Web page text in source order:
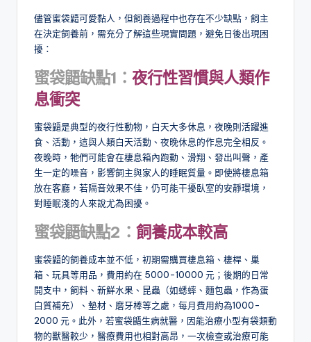
儘管蜜袋鼯可愛黏人，但飼養過程中也存在不少缺點，飼主
在決定飼養前，需充分了解這些現實問題，避免日後出現困
擾：
蜜袋鼯缺點1： 夜行性習慣與人類作
息衝突
蜜袋鼯是典型的夜行性動物，白天大多休息，夜晚則活躍進
食、活動，這與人類白天活動、夜晚休息的作息完全相反。
夜晚時，牠們可能會在棲息箱內跑動、滑翔、發出叫聲，產
生一定的噪音，影響飼主與家人的睡眠質量。即使將棲息箱
放在客廳，若隔音效果不佳，仍可能干擾臥室的安靜環境，
對睡眠淺的人來說尤為困擾。
蜜袋鼯缺點2 ： 飼養成本較高
蜜袋鼯的飼養成本並不低，初期需購買棲息箱、棲桿、巢
箱、玩具等用品，費用約在 5000-10000 元；後期的日常
開支中，飼料、新鮮水果、昆蟲（如蟋蟀、麵包蟲，作為蛋
白質補充）、墊材、磨牙棒等之處，每月費用約為1000-
2000 元。此外，若蜜袋鼯生病就醫，因能治療小型有袋類動
物的獸醫較少，醫療費用也相對高昂，一次檢查或治療可能